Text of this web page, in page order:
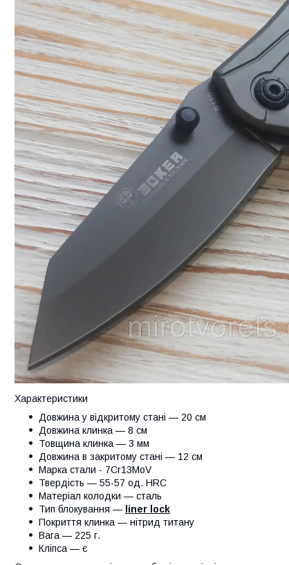
Характеристики
Довжина у відкритому стані — 20 см
Довжина клинка — 8 см
Товщина клинка — 3 мм
Довжина в закритому стані — 12 см
Марка стали - 7Сr13MoV
Твердість — 55-57 од. HRC
Матеріал колодки — сталь
Тип блокування — liner lock
Покриття клинка — нітрид титану
Вага — 225 г.
Кліпса — є